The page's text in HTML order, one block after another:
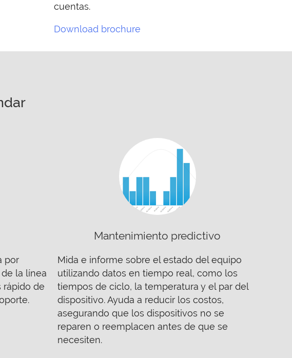
cuentas.
Download brochure
por
la línea
rápido de
Mantenimiento predictivo
Mida e informe sobre el estado del equipo
utilizando datos en tiempo real, como los
tiempos de ciclo, la temperatura y el par del
dispositivo. Ayuda a reducir los costos,
asegurando que los dispositivos no se
reparen o reemplacen antes de que se
necesiten.